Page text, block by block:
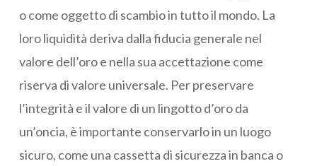
o come oggetto di scambio in tutto il mondo. La
loro liquidità deriva dalla fiducia generale nel
valore dell’oro e nella sua accettazione come
riserva di valore universale. Per preservare
l’integrità e il valore di un lingotto d’oro da
un’oncia, è importante conservarlo in un luogo
sicuro, come una cassetta di sicurezza in banca o